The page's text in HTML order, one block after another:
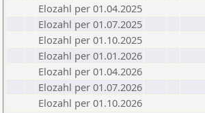
Elozahl per 01.04.2025
Elozahl per 01.07.2025
Elozahl per 01.10.2025
Elozahl per 01.01.2026
Elozahl per 01.04.2026
Elozahl per 01.07.2026
Elozahl per 01.10.2026